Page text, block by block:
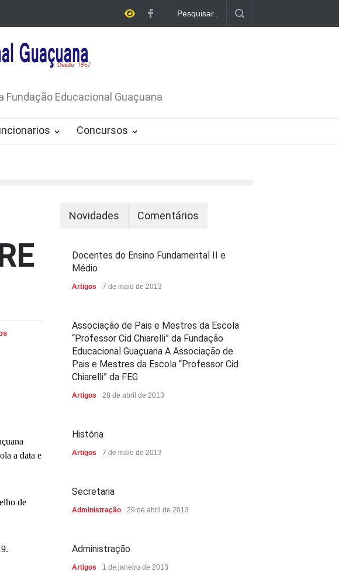
Nº 53/2026-PROCESSO ADMINISTRATIVO Nº
2026
Educacional Guaçuana
Concursos
a data e
de
Novidades Comentários
Docentes do Ensino Fundamental II e
Médio
Artigos 7 de maio de 2013
Associação de Pais e Mestres da Escola
“Professor Cid Chiarelli” da Fundação
Educacional Guaçuana A Associação de
Pais e Mestres da Escola “Professor Cid
Chiarelli” da FEG
Artigos 28 de abril de 2013
História
Artigos 7 de maio de 2013
Secretaria
Administração 29 de abril de 2013
Administração
Artigos 1 de janeiro de 2013